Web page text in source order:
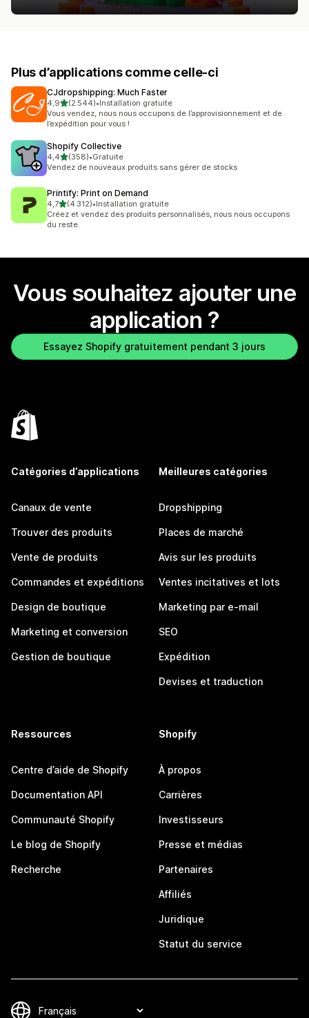
Plus d’applications comme celle-ci
CJdropshipping: Much Faster
4,9étoile(s) sur 5
(2 544)
2544 avis au total
•Installation gratuite
Vous vendez, nous nous occupons de l’approvisionnement et de
l’expédition pour vous !
Shopify Collective
4,4étoile(s) sur 5
(358)
358 avis au total
•Gratuite
Vendez de nouveaux produits sans gérer de stocks
Printify: Print on Demand
4,7étoile(s) sur 5
(4 312)
4312 avis au total
•Installation gratuite
Créez et vendez des produits personnalisés, nous nous occupons
du reste.
Vous souhaitez ajouter une
application ?
Essayez Shopify gratuitement pendant 3 jours
Catégories d’applications
Canaux de vente
Trouver des produits
Vente de produits
Commandes et expéditions
Design de boutique
Marketing et conversion
Gestion de boutique
Meilleures catégories
Dropshipping
Places de marché
Avis sur les produits
Ventes incitatives et lots
Marketing par e-mail
SEO
Expédition
Devises et traduction
Ressources
Centre d’aide de Shopify
Documentation API
Communauté Shopify
Le blog de Shopify
Recherche
Shopify
À propos
Carrières
Investisseurs
Presse et médias
Partenaires
Affiliés
Juridique
Statut du service